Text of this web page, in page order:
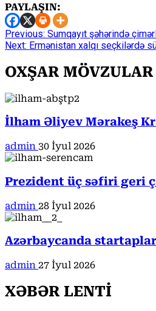
PAYLAŞIN:
Continue
Reading
Previous: Sumqayıt şəhərində
Next: Ermənistan xalqı seçkilərdə
OXŞAR MÖVZULAR
İlham Əliyev Mərakeş
admin 30 İyul 2026
Prezident üç səfiri geri
admin 28 İyul 2026
Azərbaycanda
admin 27 İyul 2026
XƏBƏR LENTİ